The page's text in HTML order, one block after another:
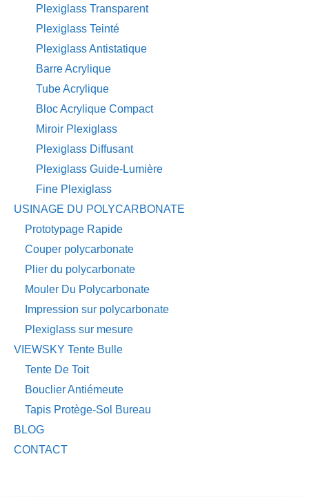
Plexiglass Transparent
Plexiglass Teinté
Plexiglass Antistatique
Barre Acrylique
Tube Acrylique
Bloc Acrylique Compact
Miroir Plexiglass
Plexiglass Diffusant
Plexiglass Guide-Lumière
Fine Plexiglass
USINAGE DU POLYCARBONATE
Prototypage Rapide
Couper polycarbonate
Plier du polycarbonate
Mouler Du Polycarbonate
Impression sur polycarbonate
Plexiglass sur mesure
VIEWSKY Tente Bulle
Tente De Toit
Bouclier Antiémeute
Tapis Protège-Sol Bureau
BLOG
CONTACT